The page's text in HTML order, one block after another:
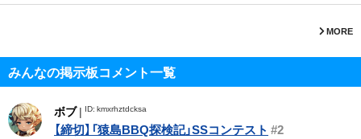
MORE
みんなの掲示板コメント一覧
ボブ| ID: kmxrhztdcksa
【締切】「猿島BBQ探検記」SSコンテスト #2